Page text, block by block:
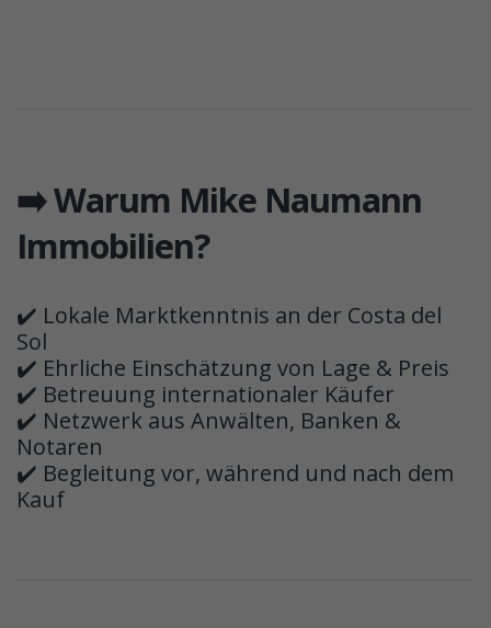
➡️ Warum Mike Naumann
Immobilien?
✔️ Lokale Marktkenntnis an der Costa del
Sol
✔️ Ehrliche Einschätzung von Lage & Preis
✔️ Betreuung internationaler Käufer
✔️ Netzwerk aus Anwälten, Banken &
Notaren
✔️ Begleitung vor, während und nach dem
Kauf